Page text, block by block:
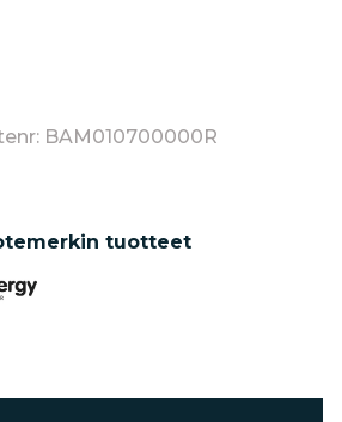
BAM010700000R
tuotteet